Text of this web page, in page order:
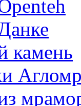
камень